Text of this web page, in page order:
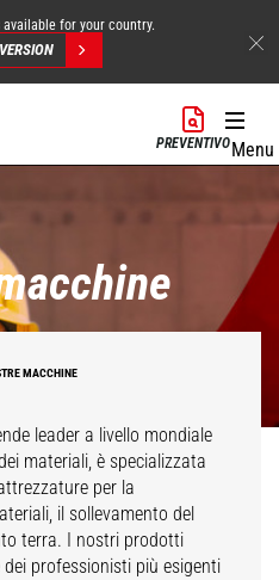
for your country.
PREVENTIVOMenu
MACCHINE
leader a livello mondiale
materiali, è specializzata
per la
il sollevamento del
terra. I nostri prodotti
professionisti più esigenti